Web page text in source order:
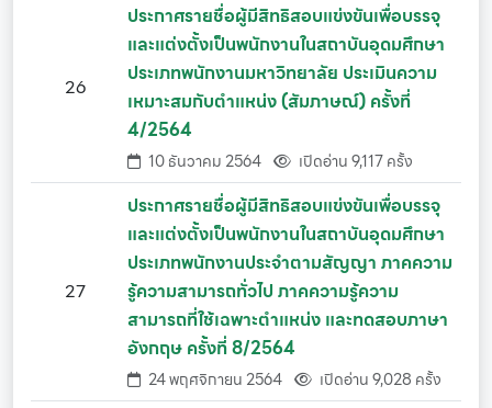
26
ประกาศรายชื่อผู้มีสิทธิสอบแข่งขันเพื่อบรรจุ
และแต่งตั้งเป็นพนักงานในสถาบันอุดมศึกษา
ประเภทพนักงานมหาวิทยาลัย ประเมินความ
เหมาะสมกับตำแหน่ง (สัมภาษณ์) ครั้งที่
4/2564
10 ธันวาคม 2564 เปิดอ่าน 9,117 ครั้ง
27
ประกาศรายชื่อผู้มีสิทธิสอบแข่งขันเพื่อบรรจุ
และแต่งตั้งเป็นพนักงานในสถาบันอุดมศึกษา
ประเภทพนักงานประจำตามสัญญา ภาคความ
รู้ความสามารถทั่วไป ภาคความรู้ความ
สามารถที่ใช้เฉพาะตำแหน่ง และทดสอบภาษา
อังกฤษ ครั้งที่ 8/2564
24 พฤศจิกายน 2564 เปิดอ่าน 9,028 ครั้ง